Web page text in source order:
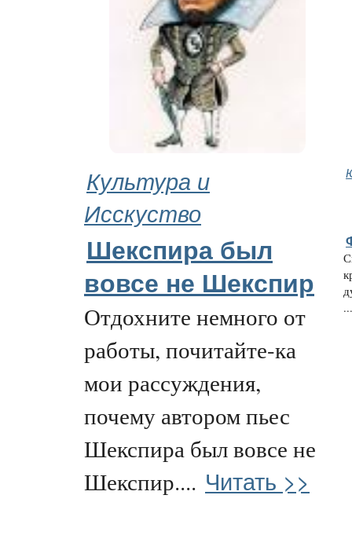
Культура и
Исскуство
Шекспира был
вовсе не Шекспир
Отдохните немного от
работы, почитайте-ка
мои рассуждения,
почему автором пьес
Шекспира был вовсе не
Шекспир.... Читать >>